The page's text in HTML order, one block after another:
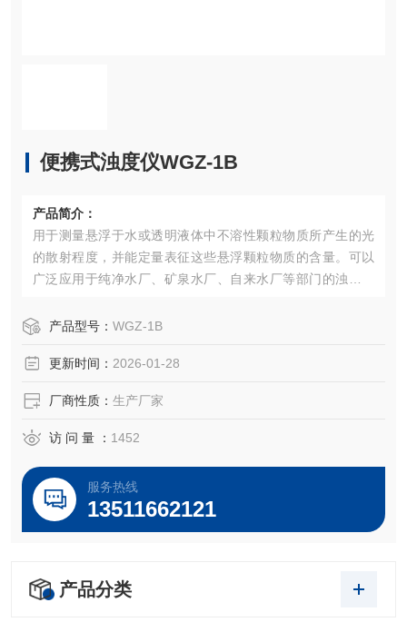
便携式浊度仪WGZ-1B
产品简介：
用于测量悬浮于水或透明液体中不溶性颗粒物质所产生的光
的散射程度，并能定量表征这些悬浮颗粒物质的含量。可以
广泛应用于纯净水厂、矿泉水厂、自来水厂等部门的浊度测
产品型号： WGZ-1B
更新时间： 2026-01-28
厂商性质： 生产厂家
访 问 量 ： 1452
服务热线
13511662121
产品分类